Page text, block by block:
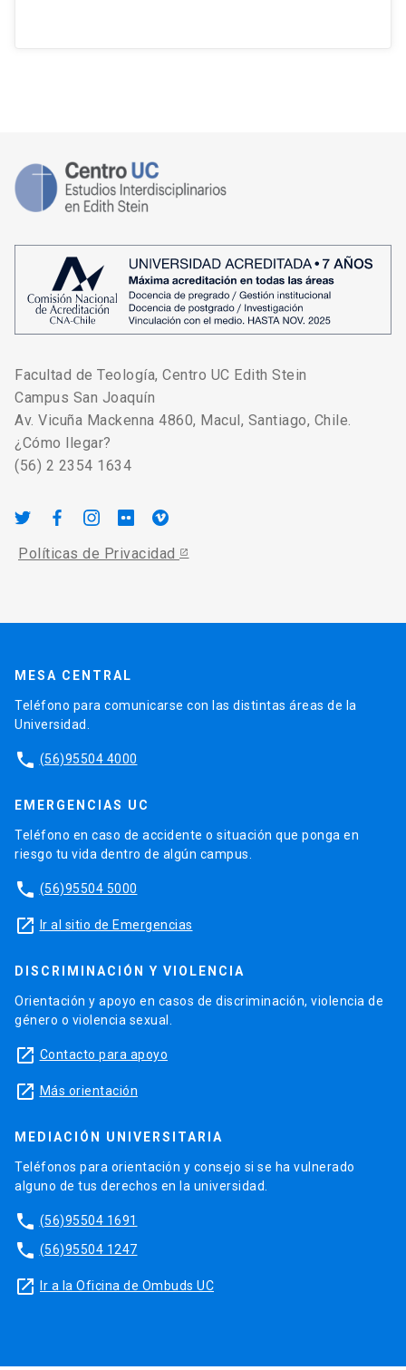
Facultad de Teología, Centro UC Edith Stein
Campus San Joaquín
Av. Vicuña Mackenna 4860, Macul, Santiago, Chile.
¿Cómo llegar?
(56) 2 2354 1634
Políticas de Privacidad
MESA CENTRAL
Teléfono para comunicarse con las distintas áreas de la
Universidad.
phone (56)95504 4000
EMERGENCIAS UC
Teléfono en caso de accidente o situación que ponga en
riesgo tu vida dentro de algún campus.
phone (56)95504 5000
launch Ir al sitio de Emergencias
DISCRIMINACIÓN Y VIOLENCIA
Orientación y apoyo en casos de discriminación, violencia de
género o violencia sexual.
launch Contacto para apoyo
launch Más orientación
MEDIACIÓN UNIVERSITARIA
Teléfonos para orientación y consejo si se ha vulnerado
alguno de tus derechos en la universidad.
phone (56)95504 1691
phone (56)95504 1247
launch Ir a la Oficina de Ombuds UC